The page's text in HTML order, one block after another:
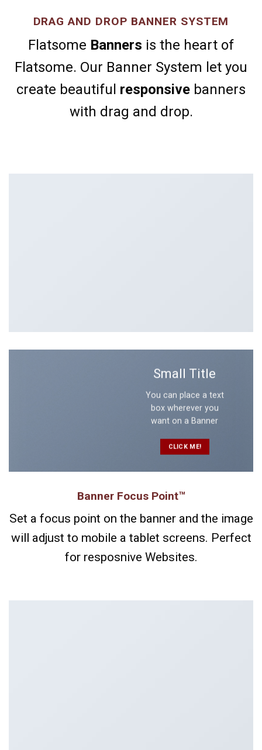
DRAG AND DROP BANNER SYSTEM
Flatsome Banners is the heart of
Flatsome. Our Banner System let you
create beautiful responsive banners
with drag and drop.
Small Title
You can place a text
box wherever you
want on a Banner
CLICK ME!
Banner Focus Point™
Set a focus point on the banner and the image
will adjust to mobile a tablet screens. Perfect
for resposnive Websites.